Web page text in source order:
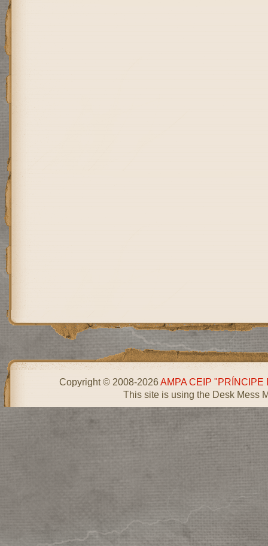
Copyright © 2008-2026AMPA CEIP "PRÍNCIPE
This site is using the Desk Mess